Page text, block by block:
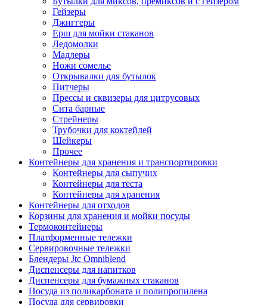
Гейзеры
Джиггеры
Ерш для мойки стаканов
Ледомолки
Мадлеры
Ножи сомелье
Открывалки для бутылок
Питчеры
Прессы и сквизеры для цитрусовых
Сита барные
Стрейнеры
Трубочки для коктейлей
Шейкеры
Прочее
Контейнеры для хранения и транспортировки
Контейнеры для сыпучих
Контейнеры для теста
Контейнеры для хранения
Контейнеры для отходов
Корзины для хранения и мойки посуды
Термоконтейнеры
Платформенные тележки
Сервировочные тележки
Блендеры Jtc Omniblend
Диспенсеры для напитков
Диспенсеры для бумажных стаканов
Посуда из поликарбоната и полипропилена
Посуда для сервировки